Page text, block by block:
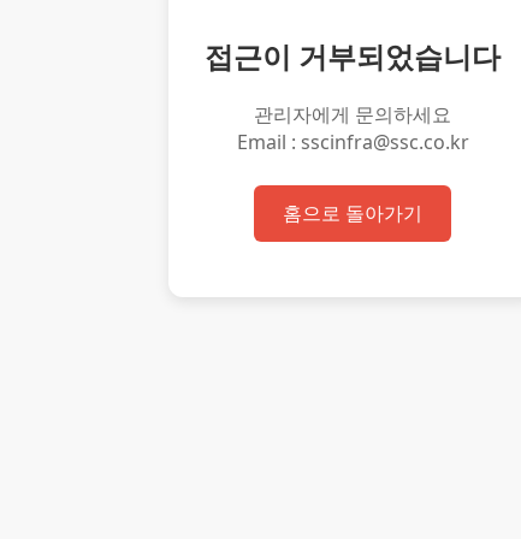
접근이 거부되었습니다
관리자에게 문의하세요
Email : sscinfra@ssc.co.kr
홈으로 돌아가기